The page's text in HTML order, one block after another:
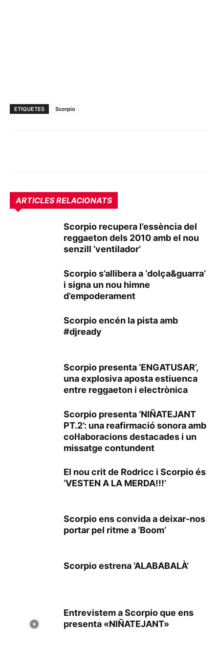
ETIQUETES Scorpio
ARTICLES RELACIONATS
Scorpio recupera l’essència del
reggaeton dels 2010 amb el nou
senzill ‘ventilador’
Scorpio s’allibera a ‘dolça&guarra’
i signa un nou himne
d’empoderament
Scorpio encén la pista amb
#djready
Scorpio presenta ‘ENGATUSAR’,
una explosiva aposta estiuenca
entre reggaeton i electrònica
Scorpio presenta ‘NIÑATEJANT
PT.2’: una reafirmació sonora amb
col·laboracions destacades i un
missatge contundent
El nou crit de Rodricc i Scorpio és
‘VESTEN A LA MERDA!!!’
Scorpio ens convida a deixar-nos
portar pel ritme a ‘Boom’
Scorpio estrena ‘ALABABALÀ’
Entrevistem a Scorpio que ens
presenta «NIÑATEJANT»